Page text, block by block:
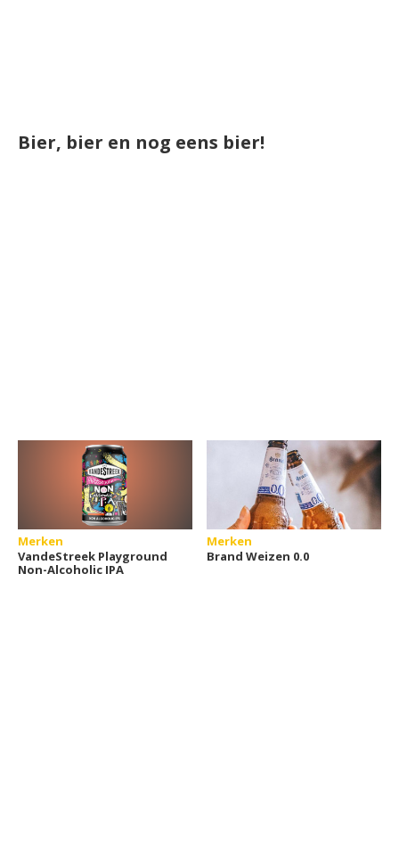
Bier, bier en nog eens bier!
Merken
VandeStreek Playground
Non-Alcoholic IPA
Merken
Brand Weizen 0.0